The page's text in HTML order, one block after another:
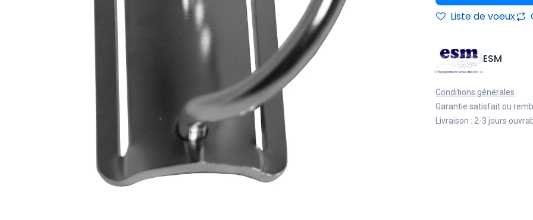
Liste de voeux
ESM
Conditions générales
Garantie satisfait ou
Livraison : 2-3 jours